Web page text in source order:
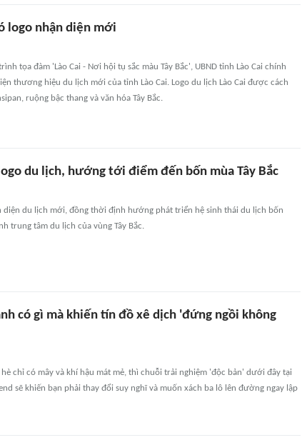
logo nhận diện mới
tọa đàm 'Lào Cai - Nơi hội tụ sắc màu Tây Bắc', UBND tỉnh Lào Cai chính
thương hiệu du lịch mới của tỉnh Lào Cai. Logo du lịch Lào Cai được cách
ruộng bậc thang và văn hóa Tây Bắc.
du lịch, hướng tới điểm đến bốn mùa Tây Bắc
diện du lịch mới, đồng thời định hướng phát triển hệ sinh thái du lịch bốn
trung tâm du lịch của vùng Tây Bắc.
có gì mà khiến tín đồ xê dịch 'đứng ngồi không
hè chỉ có mây và khí hậu mát mẻ, thì chuỗi trải nghiệm 'độc bản' dưới đây tại
sẽ khiến bạn phải thay đổi suy nghĩ và muốn xách ba lô lên đường ngay lập